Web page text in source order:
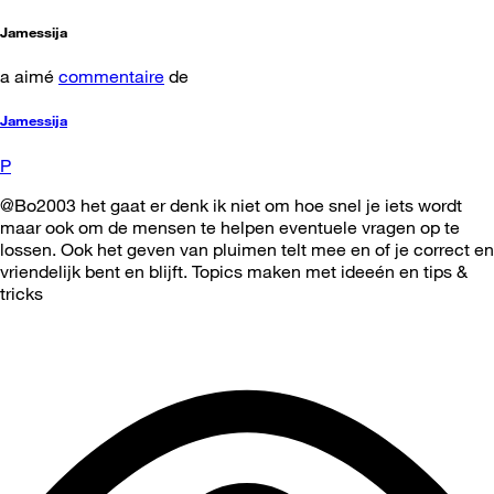
Jamessija
a aimé commentaire de
Jamessija
P
@Bo2003 het gaat er denk ik niet om hoe snel je iets wordt
maar ook om de mensen te helpen eventuele vragen op te
lossen. Ook het geven van pluimen telt mee en of je correct en
vriendelijk bent en blijft. Topics maken met ideeén en tips &
tricks